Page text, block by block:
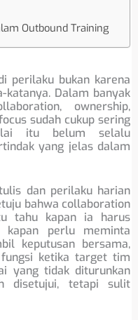
Outbound Training
perilaku bukan karena
Dalam banyak
ownership,
sudah cukup sering
itu belum selalu
yang jelas dalam
dan perilaku harian
bahwa collaboration
tahu kapan ia harus
perlu meminta
keputusan bersama,
ketika target tim
yang tidak diturunkan
disetujui, tetapi sulit